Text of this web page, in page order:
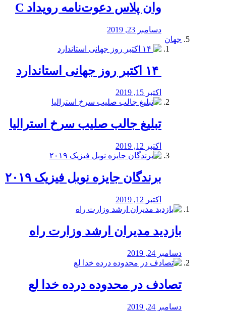
وان پلاس دعوت‌نامه رویداد C
دسامبر 23, 2019
جهان
اکتبر 15, 2019
تبلیغ جالب صلیب سرخ استرالیا
اکتبر 12, 2019
برندگان جایزه نوبل فیزیک ۲۰۱۹
اکتبر 12, 2019
بازدید مدیران ارشد وزارت راه
دسامبر 24, 2019
تصادف در محدوده درده خدا لع
دسامبر 24, 2019